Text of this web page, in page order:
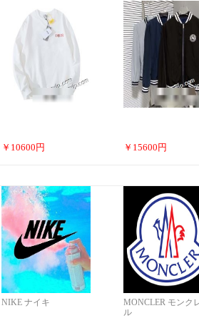
￥ 10600 円 ￥ 15600 円
NIKE ナイキ
MONCLER モンク
ル